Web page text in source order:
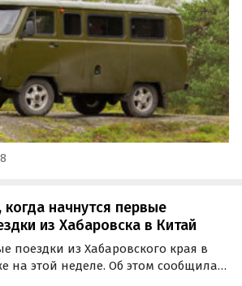
рублей или 1,1%.
когда начнутся первые
из Хабаровска в Китай
поездки из Хабаровского края в
на этой неделе. Об этом сообщила